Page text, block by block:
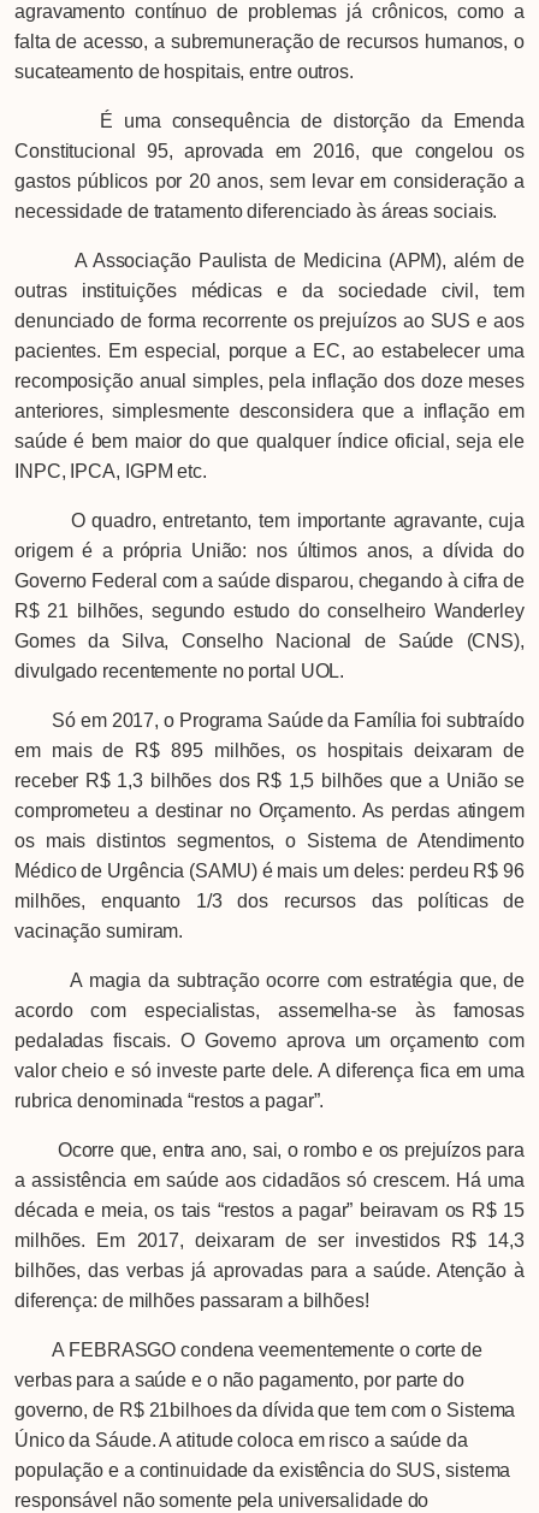
agravamento contínuo de problemas já crônicos, como a
falta de acesso, a subremuneração de recursos humanos, o
sucateamento de hospitais, entre outros.
É uma consequência de distorção da Emenda
Constitucional 95, aprovada em 2016, que congelou os
gastos públicos por 20 anos, sem levar em consideração a
necessidade de tratamento diferenciado às áreas sociais.
A Associação Paulista de Medicina (APM), além de
outras instituições médicas e da sociedade civil, tem
denunciado de forma recorrente os prejuízos ao SUS e aos
pacientes. Em especial, porque a EC, ao estabelecer uma
recomposição anual simples, pela inflação dos doze meses
anteriores, simplesmente desconsidera que a inflação em
saúde é bem maior do que qualquer índice oficial, seja ele
INPC, IPCA, IGPM etc.
O quadro, entretanto, tem importante agravante, cuja
origem é a própria União: nos últimos anos, a dívida do
Governo Federal com a saúde disparou, chegando à cifra de
R$ 21 bilhões, segundo estudo do conselheiro Wanderley
Gomes da Silva, Conselho Nacional de Saúde (CNS),
divulgado recentemente no portal UOL.
Só em 2017, o Programa Saúde da Família foi subtraído
em mais de R$ 895 milhões, os hospitais deixaram de
receber R$ 1,3 bilhões dos R$ 1,5 bilhões que a União se
comprometeu a destinar no Orçamento. As perdas atingem
os mais distintos segmentos, o Sistema de Atendimento
Médico de Urgência (SAMU) é mais um deles: perdeu R$ 96
milhões, enquanto 1/3 dos recursos das políticas de
vacinação sumiram.
A magia da subtração ocorre com estratégia que, de
acordo com especialistas, assemelha-se às famosas
pedaladas fiscais. O Governo aprova um orçamento com
valor cheio e só investe parte dele. A diferença fica em uma
rubrica denominada “restos a pagar”.
Ocorre que, entra ano, sai, o rombo e os prejuízos para
a assistência em saúde aos cidadãos só crescem. Há uma
década e meia, os tais “restos a pagar” beiravam os R$ 15
milhões. Em 2017, deixaram de ser investidos R$ 14,3
bilhões, das verbas já aprovadas para a saúde. Atenção à
diferença: de milhões passaram a bilhões!
A FEBRASGO condena veementemente o corte de
verbas para a saúde e o não pagamento, por parte do
governo, de R$ 21bilhoes da dívida que tem com o Sistema
Único da Sáude. A atitude coloca em risco a saúde da
população e a continuidade da existência do SUS, sistema
responsável não somente pela universalidade do